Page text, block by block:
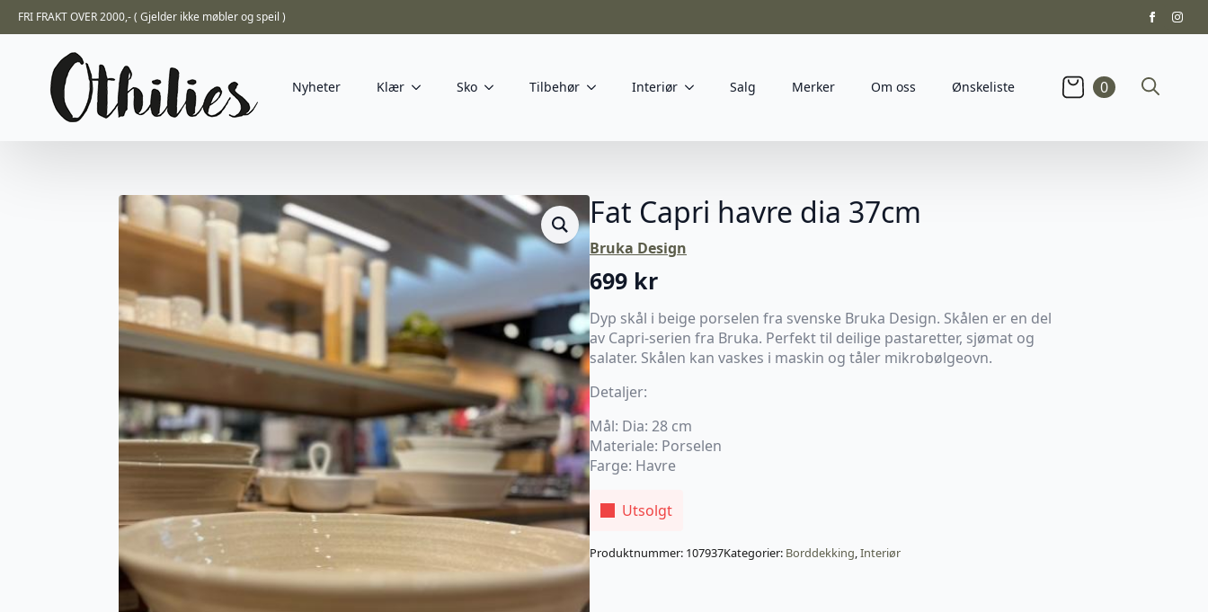
FRI FRAKT OVER 2000,- ( Gjelder ikke møbler og speil )
Nyheter Klær Sko Tilbehør Interiør Salg Merker Om oss Ønskeliste
0
for:
Fat Capri havre dia 37cm
Bruka Design
699 kr
Dyp skål i beige porselen fra svenske Bruka Design. Skålen er en del
av Capri-serien fra Bruka. Perfekt til deilige pastaretter, sjømat og
salater. Skålen kan vaskes i maskin og tåler mikrobølgeovn.
Detaljer:
Mål: Dia: 28 cm
Materiale: Porselen
Farge: Havre
Utsolgt
Produktnummer: 107937Kategorier: Borddekking,Interiør